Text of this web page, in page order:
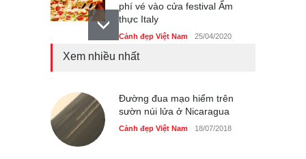
phí vé vào cửa festival Ẩm
thực Italy
Cảnh đẹp Việt Nam 25/04/2020
Cảnh đẹp Việt Nam 25/04/2020
Bán đảo Sơn Trà sẽ là khu
Xem nhiều nhất
Đường đua mạo hiểm trên
sườn núi lửa ở Nicaragua
Cảnh đẹp Việt Nam 18/07/2018